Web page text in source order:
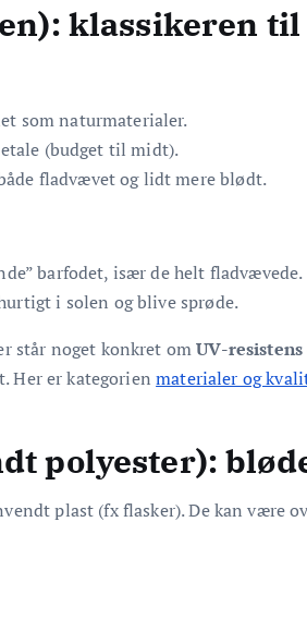
klassikeren
som naturmaterialer.
(budget til midt).
fladvævet og lidt mere blødt.
barfodet, især de helt fladvævede.
i solen og blive sprøde.
står noget konkret omUV-resistens
Her er kategorienmaterialer og
polyester):
plast (fx flasker). De kan være